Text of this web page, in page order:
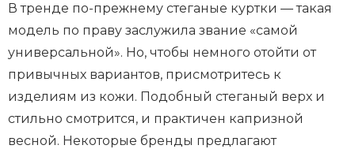
В тренде по-прежнему стеганые куртки — такая
модель по праву заслужила звание «самой
универсальной». Но, чтобы немного отойти от
привычных вариантов, присмотритесь к
изделиям из кожи. Подобный стеганый верх и
стильно смотрится, и практичен капризной
весной. Некоторые бренды предлагают